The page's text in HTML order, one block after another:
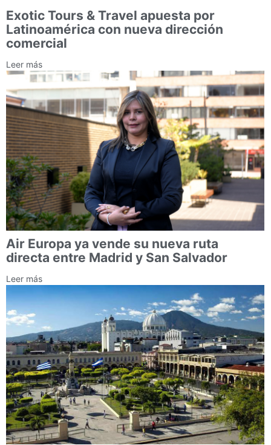
Exotic Tours & Travel apuesta por
Latinoamérica con nueva dirección
comercial
Leer más
Air Europa ya vende su nueva ruta
directa entre Madrid y San Salvador
Leer más